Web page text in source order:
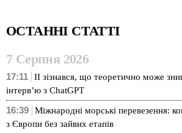
ОСТАННІ СТАТТІ
7 Серпня 2026
17:11
ІІ зізнався, що теоретично може
інтерв’ю з ChatGPT
16:39
Міжнародні морські перевезення:
з Європи без зайвих етапів